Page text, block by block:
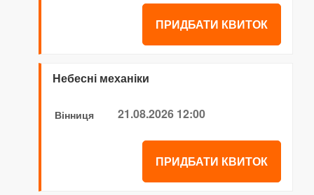
ПРИДБАТИ КВИТОК
Небесні механіки
Вінниця 21.08.2026 12:00
ПРИДБАТИ КВИТОК